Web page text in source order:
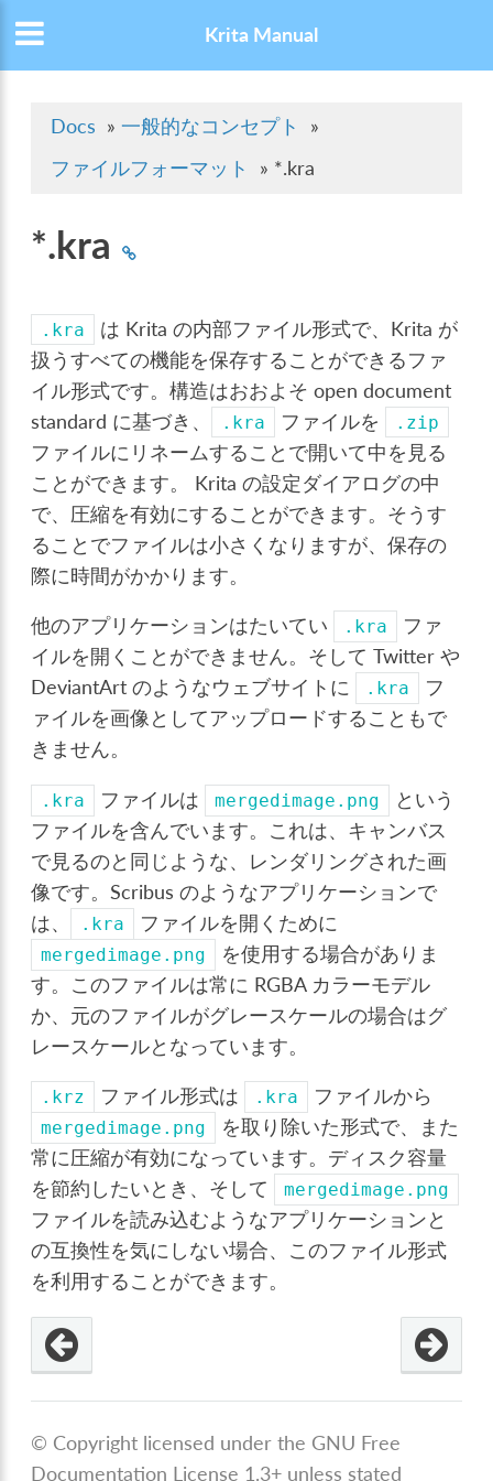
Krita Manual
Docs » 一般的なコンセプト
»
ファイルフォーマット
» *.kra
*.kra
.kra
は Krita の内部ファイル形式で、Krita が
扱うすべての機能を保存することができるファ
イル形式です。構造はおおよそ open document
standard に基づき、
.kra ファイルを .zip
ファイルにリネームすることで開いて中を見る
ことができます。 Krita の設定ダイアログの中
で、圧縮を有効にすることができます。そうす
ることでファイルは小さくなりますが、保存の
際に時間がかかります。
他のアプリケーションはたいてい .kra
ファ
イルを開くことができません。そして Twitter や
DeviantArt のようなウェブサイトに
.kra
フ
ァイルを画像としてアップロードすることもで
きません。
.kra ファイルは mergedimage.png
という
ファイルを含んでいます。これは、キャンバス
で見るのと同じような、レンダリングされた画
像です。Scribus のようなアプリケーションで
は、
.kra ファイルを開くために
mergedimage.png
を使用する場合がありま
す。このファイルは常に RGBA カラーモデル
か、元のファイルがグレースケールの場合はグ
レースケールとなっています。
.krz ファイル形式は .kra ファイルから
mergedimage.png
を取り除いた形式で、また
常に圧縮が有効になっています。ディスク容量
を節約したいとき、そして
mergedimage.png
ファイルを読み込むようなアプリケーションと
の互換性を気にしない場合、このファイル形式
を利用することができます。
© Copyright licensed under the GNU Free
Documentation License 1.3+ unless stated